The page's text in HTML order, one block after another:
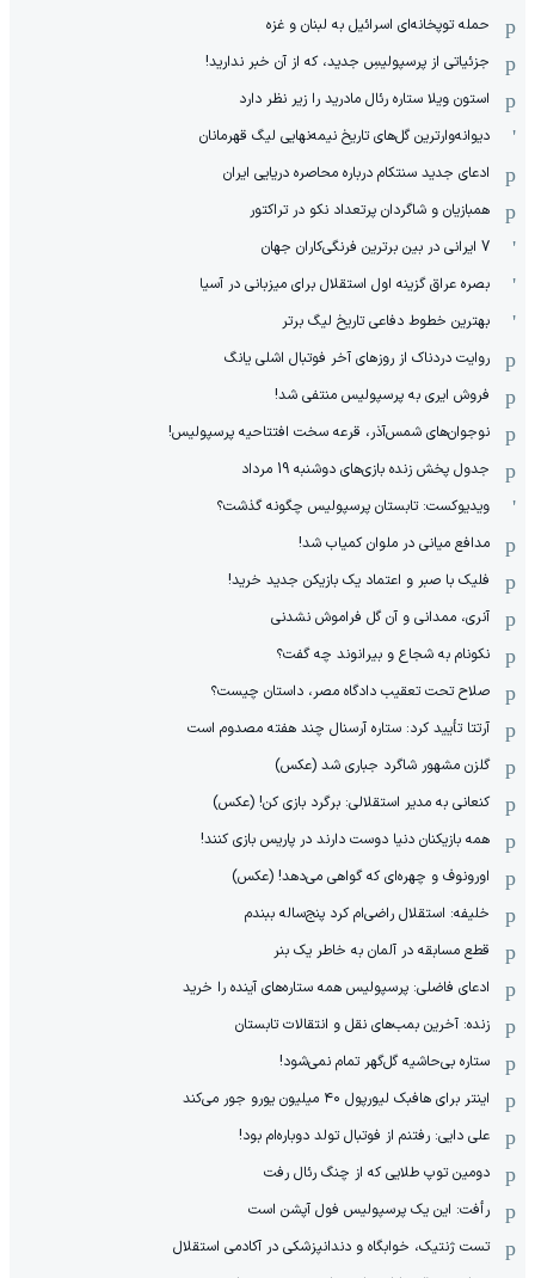
حمله توپخانه‌ای اسرائیل به لبنان و غزه
جزئیاتی از پرسپولیسِ جدید، که از آن ‌خبر ندارید!
استون ویلا ستاره رئال مادرید را زیر نظر دارد
دیوانه‌وارترین گل‌های تاریخ نیمه‌نهایی لیگ قهرمانان
ادعای جدید سنتکام درباره محاصره دریایی ایران
همبازیان و شاگردان پرتعداد نکو در تراکتور
7 ایرانی در بین برترین فرنگی‌کاران جهان
بصره عراق گزینه اول استقلال برای میزبانی در آسیا
بهترین خطوط دفاعی تاریخ لیگ برتر
روایت دردناک از روزهای آخر فوتبال اشلی یانگ
فروش ایری به پرسپولیس منتفی شد!
نوجوان‌های شمس‌آذر، قرعه سخت افتتاحیه پرسپولیس!
جدول پخش زنده بازی‌های دوشنبه 19 مرداد
ویدیوکست: تابستان پرسپولیس چگونه گذشت؟
مدافع میانی در ملوان کمیاب شد!
فلیک با صبر و اعتماد یک بازیکن جدید خرید!
آنری، ممدانی و آن گل فراموش نشدنی
نکونام به شجاع و بیرانوند چه گفت؟
صلاح تحت تعقیب دادگاه مصر، داستان چیست؟
آرتتا تأیید کرد: ستاره آرسنال چند هفته مصدوم است
گلزن مشهور شاگرد جباری شد (عکس)
کنعانی به مدیر استقلالی: برگرد بازی کن! (عکس)
همه بازیکنان دنیا دوست دارند در پاریس بازی کنند!
اورونوف و چهره‌ای که گواهی می‌دهد! (عکس)
خلیفه: استقلال راضی‌ام کرد پنج‌ساله ببندم
قطع مسابقه در آلمان به خاطر یک بنر
ادعای فاضلی: پرسپولیس همه ستاره‌های آینده را خرید
زنده: آخرین بمب‌های نقل و انتقالات تابستان
ستاره بی‌حاشیه گل‌گهر تمام نمی‌شود!
اینتر برای هافبک لیورپول ۴۰ میلیون یورو جور می‌کند
علی دایی: رفتنم از فوتبال تولد دوباره‌ام بود!
دومین توپ طلایی که از چنگ رئال رفت
رأفت: این یک پرسپولیس فول آپشن است
تست ژنتیک، خوابگاه و دندانپزشکی در آکادمی استقلال